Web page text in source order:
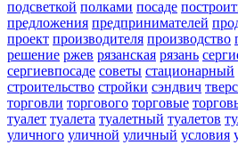
подсветкой полками посаде
предложения предпринимателей
проект производителя производство
решение ржев рязанская рязань
сергиевпосаде советы стационарный
строительство стройки сэндвич
торговли торгового торговые
туалет туалета туалетный туалетов
уличного уличной уличный условия